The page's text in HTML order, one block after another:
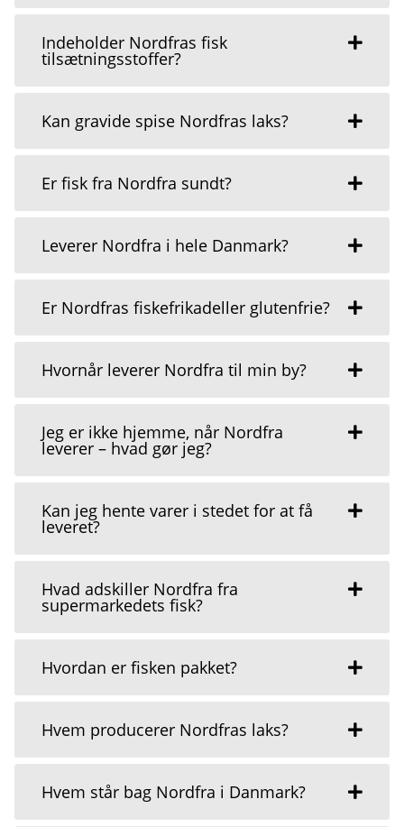
Indeholder Nordfras fisk
tilsætningsstoffer?
Kan gravide spise Nordfras laks?
Er fisk fra Nordfra sundt?
Leverer Nordfra i hele Danmark?
Er Nordfras fiskefrikadeller glutenfrie?
Hvornår leverer Nordfra til min by?
Jeg er ikke hjemme, når Nordfra
leverer – hvad gør jeg?
Kan jeg hente varer i stedet for at få
leveret?
Hvad adskiller Nordfra fra
supermarkedets fisk?
Hvordan er fisken pakket?
Hvem producerer Nordfras laks?
Hvem står bag Nordfra i Danmark?